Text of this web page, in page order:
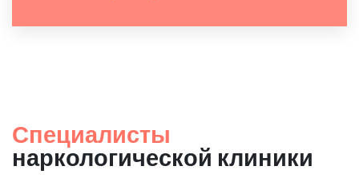
Специалисты
наркологической клиники